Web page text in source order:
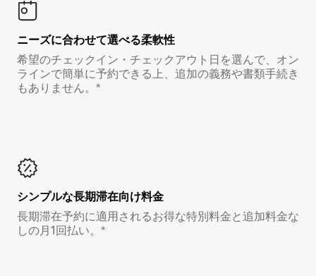
ニーズに合わせて選べる柔軟性
希望のチェックイン・チェックアウト日を選んで、オン
ラインで簡単に予約できる上、追加の義務や書類手続き
もありません。*
シンプルな長期滞在向け料金
長期滞在予約に適用されるお得な特別料金と追加料金な
しの月1回払い。*